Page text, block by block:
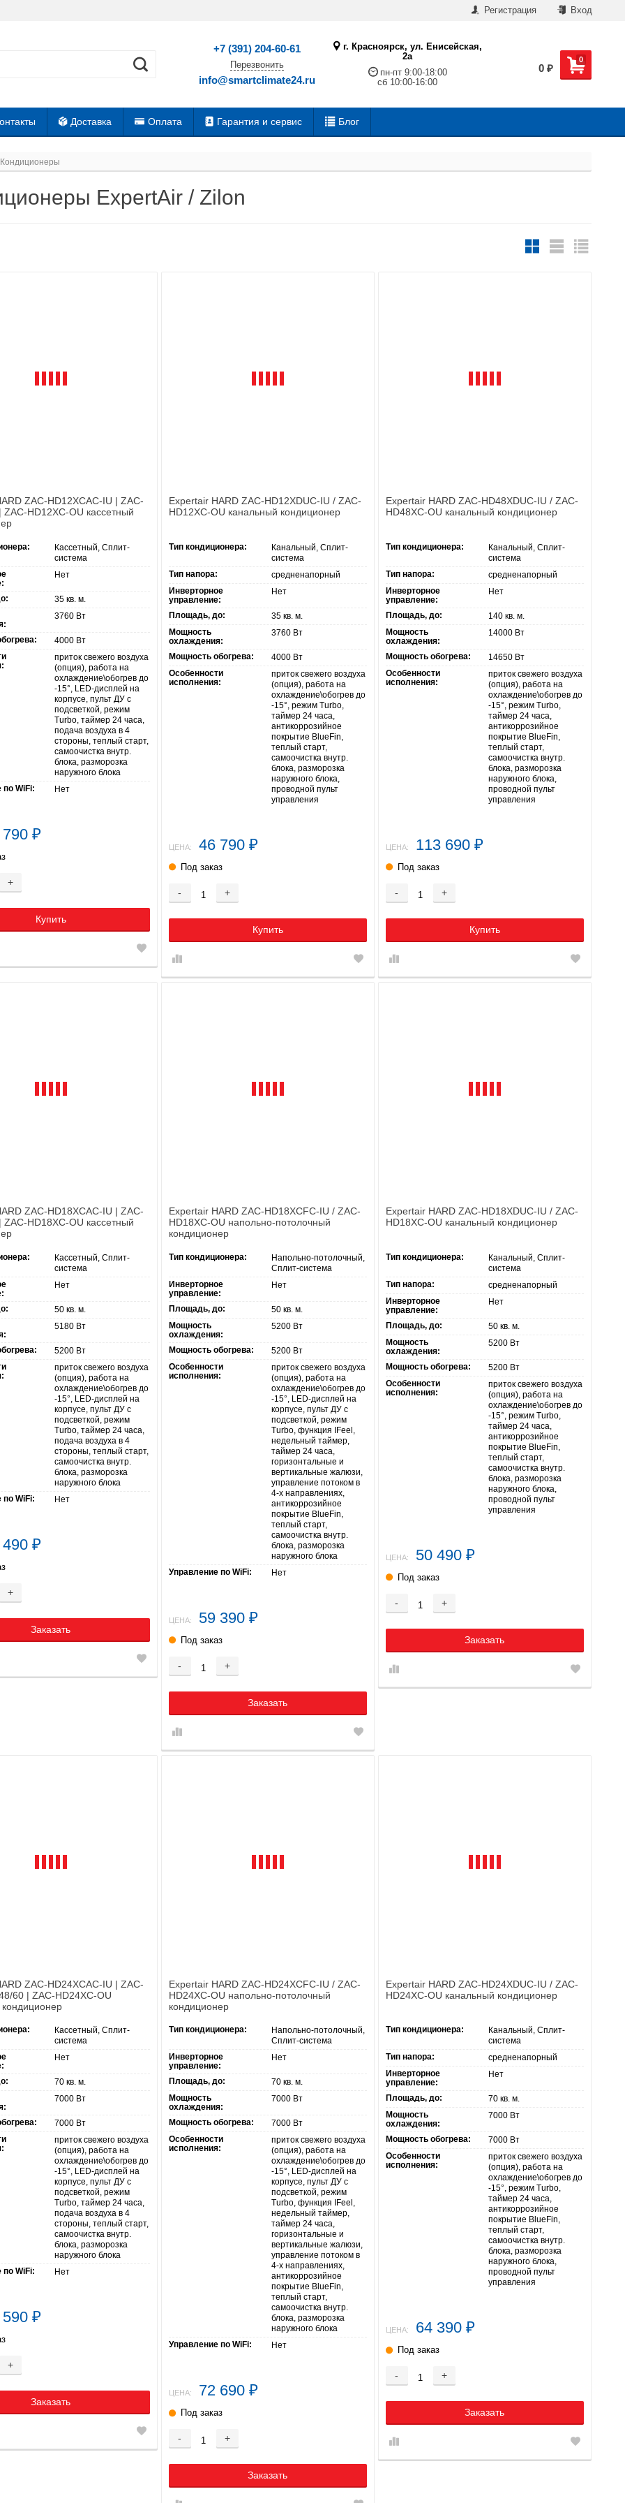
Регистрация Вход
+7 (391) 204-60-61
Перезвонить
info@smartclimate24.ru
г. Красноярск, ул. Енисейская,
2а
пн-пт 9:00-18:00
сб 10:00-16:00
0
0 ₽
Доставка Оплата Гарантия и сервис Блог
Кондиционеры
ExpertAir / Zilon
ZAC-HD12XCAC-IU | ZAC-
ZAC-HD12XC-OU кассетный
Кассетный, Сплит-
система
Нет
35 кв. м.
3760 Вт
4000 Вт
приток свежего воздуха
(опция), работа на
охлаждение\обогрев до
-15°, LED-дисплей на
корпусе, пульт ДУ с
подсветкой, режим
Turbo, таймер 24 часа,
подача воздуха в 4
стороны, теплый старт,
самоочистка внутр.
блока, разморозка
наружного блока
по WiFi:
Нет
₽
+
Купить
Expertair HARD ZAC-HD12XDUC-IU / ZAC-
HD12XC-OU канальный кондиционер
Тип кондиционера:
Канальный, Сплит-
система
Тип напора:
средненапорный
Инверторное
управление:
Нет
Площадь, до:
35 кв. м.
Мощность
охлаждения:
3760 Вт
Мощность обогрева:
4000 Вт
Особенности
исполнения:
приток свежего воздуха
(опция), работа на
охлаждение\обогрев до
-15°, режим Turbo,
таймер 24 часа,
антикоррозийное
покрытие BlueFin,
теплый старт,
самоочистка внутр.
блока, разморозка
наружного блока,
проводной пульт
управления
ЦЕНА: 46 790 ₽
Под заказ
- +
Купить
Expertair HARD ZAC-HD48XDUC-IU / ZAC-
HD48XC-OU канальный кондиционер
Тип кондиционера:
Канальный, Сплит-
система
Тип напора:
средненапорный
Инверторное
управление:
Нет
Площадь, до:
140 кв. м.
Мощность
охлаждения:
14000 Вт
Мощность обогрева:
14650 Вт
Особенности
исполнения:
приток свежего воздуха
(опция), работа на
охлаждение\обогрев до
-15°, режим Turbo,
таймер 24 часа,
антикоррозийное
покрытие BlueFin,
теплый старт,
самоочистка внутр.
блока, разморозка
наружного блока,
проводной пульт
управления
ЦЕНА: 113 690 ₽
Под заказ
- +
Купить
ZAC-HD18XCAC-IU | ZAC-
ZAC-HD18XC-OU кассетный
Кассетный, Сплит-
система
Нет
50 кв. м.
5180 Вт
5200 Вт
приток свежего воздуха
(опция), работа на
охлаждение\обогрев до
-15°, LED-дисплей на
корпусе, пульт ДУ с
подсветкой, режим
Turbo, таймер 24 часа,
подача воздуха в 4
стороны, теплый старт,
самоочистка внутр.
блока, разморозка
наружного блока
по WiFi:
Нет
₽
+
Заказать
Expertair HARD ZAC-HD18XCFC-IU / ZAC-
HD18XC-OU напольно-потолочный
кондиционер
Тип кондиционера:
Напольно-потолочный,
Сплит-система
Инверторное
управление:
Нет
Площадь, до:
50 кв. м.
Мощность
охлаждения:
5200 Вт
Мощность обогрева:
5200 Вт
Особенности
исполнения:
приток свежего воздуха
(опция), работа на
охлаждение\обогрев до
-15°, LED-дисплей на
корпусе, пульт ДУ с
подсветкой, режим
Turbo, функция IFeel,
недельный таймер,
таймер 24 часа,
горизонтальные и
вертикальные жалюзи,
управление потоком в
4-х направлениях,
антикоррозийное
покрытие BlueFin,
теплый старт,
самоочистка внутр.
блока, разморозка
наружного блока
Управление по WiFi:
Нет
ЦЕНА: 59 390 ₽
Под заказ
- +
Заказать
Expertair HARD ZAC-HD18XDUC-IU / ZAC-
HD18XC-OU канальный кондиционер
Тип кондиционера:
Канальный, Сплит-
система
Тип напора:
средненапорный
Инверторное
управление:
Нет
Площадь, до:
50 кв. м.
Мощность
охлаждения:
5200 Вт
Мощность обогрева:
5200 Вт
Особенности
исполнения:
приток свежего воздуха
(опция), работа на
охлаждение\обогрев до
-15°, режим Turbo,
таймер 24 часа,
антикоррозийное
покрытие BlueFin,
теплый старт,
самоочистка внутр.
блока, разморозка
наружного блока,
проводной пульт
управления
ЦЕНА: 50 490 ₽
Под заказ
- +
Заказать
ZAC-HD24XCAC-IU | ZAC-
60 | ZAC-HD24XC-OU
кондиционер
Кассетный, Сплит-
система
Нет
70 кв. м.
7000 Вт
7000 Вт
приток свежего воздуха
(опция), работа на
охлаждение\обогрев до
-15°, LED-дисплей на
корпусе, пульт ДУ с
подсветкой, режим
Turbo, таймер 24 часа,
подача воздуха в 4
стороны, теплый старт,
самоочистка внутр.
блока, разморозка
наружного блока
по WiFi:
Нет
₽
+
Заказать
Expertair HARD ZAC-HD24XCFC-IU / ZAC-
HD24XC-OU напольно-потолочный
кондиционер
Тип кондиционера:
Напольно-потолочный,
Сплит-система
Инверторное
управление:
Нет
Площадь, до:
70 кв. м.
Мощность
охлаждения:
7000 Вт
Мощность обогрева:
7000 Вт
Особенности
исполнения:
приток свежего воздуха
(опция), работа на
охлаждение\обогрев до
-15°, LED-дисплей на
корпусе, пульт ДУ с
подсветкой, режим
Turbo, функция IFeel,
недельный таймер,
таймер 24 часа,
горизонтальные и
вертикальные жалюзи,
управление потоком в
4-х направлениях,
антикоррозийное
покрытие BlueFin,
теплый старт,
самоочистка внутр.
блока, разморозка
наружного блока
Управление по WiFi:
Нет
ЦЕНА: 72 690 ₽
Под заказ
- +
Заказать
Expertair HARD ZAC-HD24XDUC-IU / ZAC-
HD24XC-OU канальный кондиционер
Тип кондиционера:
Канальный, Сплит-
система
Тип напора:
средненапорный
Инверторное
управление:
Нет
Площадь, до:
70 кв. м.
Мощность
охлаждения:
7000 Вт
Мощность обогрева:
7000 Вт
Особенности
исполнения:
приток свежего воздуха
(опция), работа на
охлаждение\обогрев до
-15°, режим Turbo,
таймер 24 часа,
антикоррозийное
покрытие BlueFin,
теплый старт,
самоочистка внутр.
блока, разморозка
наружного блока,
проводной пульт
управления
ЦЕНА: 64 390 ₽
Под заказ
- +
Заказать